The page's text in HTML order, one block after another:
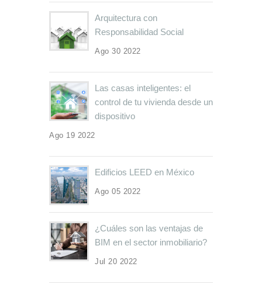
Arquitectura con
Responsabilidad Social
Ago 30 2022
Las casas inteligentes: el
control de tu vivienda desde un
dispositivo
Ago 19 2022
Edificios LEED en México
Ago 05 2022
¿Cuáles son las ventajas de
BIM en el sector inmobiliario?
Jul 20 2022